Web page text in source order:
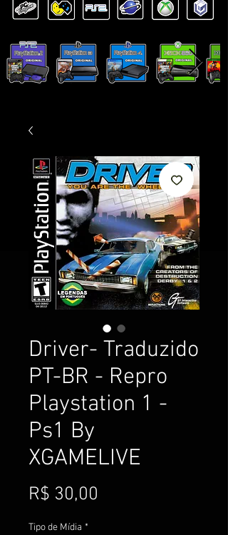
Driver- Traduzido
PT-BR - Repro
Playstation 1 -
Ps1 By
XGAMELIVE
R$ 30,00
Tipo de Mídia *